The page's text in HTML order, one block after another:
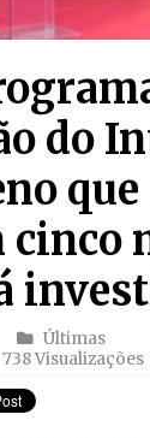
do
que
cinco
Últimas
738 Visualizações